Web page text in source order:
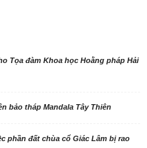
Tọa đàm Khoa học Hoằng pháp Hải
bảo tháp Mandala Tây Thiên
phần đất chùa cổ Giác Lâm bị rao